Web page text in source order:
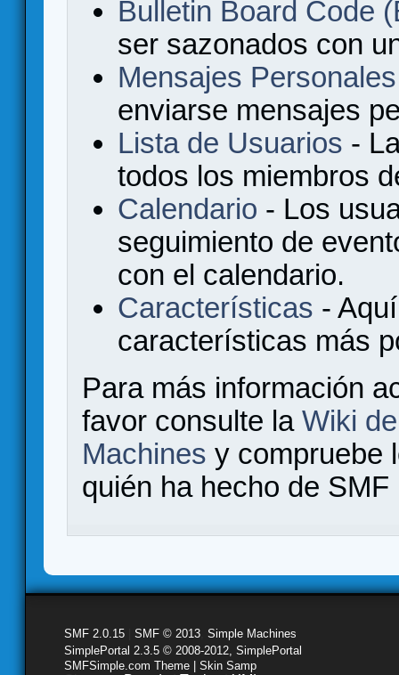
Bulletin Board Code
ser sazonados con
Mensajes Personales
enviarse mensajes
Lista de Usuarios -
todos los miembros
Calendario - Los
seguimiento de
con el calendario.
Características -
características más
Para más información
favor consulte la Wiki
Machines y compruebe
quién ha hecho de
SMF 2.0.15 SMF © 2013 Simple Machines
SimplePortal 2.3.5 © 2008-2012, SimplePortal
SMFSimple.com Theme | Skin Samp